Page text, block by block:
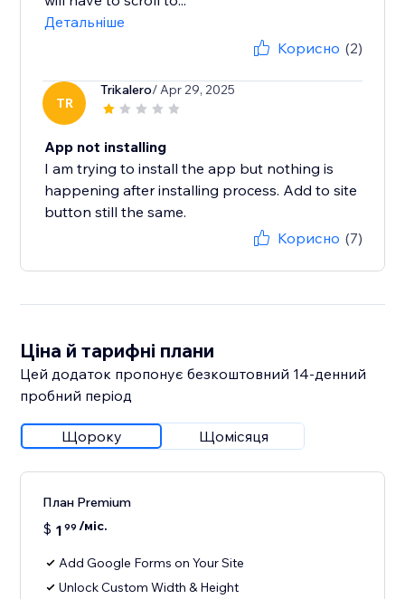
Детальніше
Корисно (2)
TR
Trikalero/ Apr 29, 2025
App not installing
I am trying to install the app but nothing is
happening after installing process. Add to site
button still the same.
Корисно (7)
Ціна й тарифні плани
Цей додаток пропонує безкоштовний 14‑денний
пробний період
Щороку Щомісяця
План Premium
$ 1 99 /міс.
Add Google Forms on Your Site
Unlock Custom Width & Height